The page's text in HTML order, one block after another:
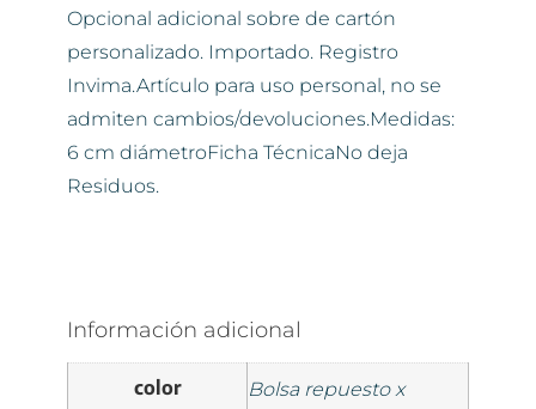
Opcional adicional sobre de cartón
personalizado. Importado. Registro
Invima.Artículo para uso personal, no se
admiten cambios/devoluciones.Medidas:
6 cm diámetroFicha TécnicaNo deja
Residuos.
Información adicional
color
Bolsa repuesto x